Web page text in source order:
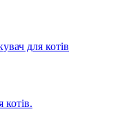
для котів
котів.